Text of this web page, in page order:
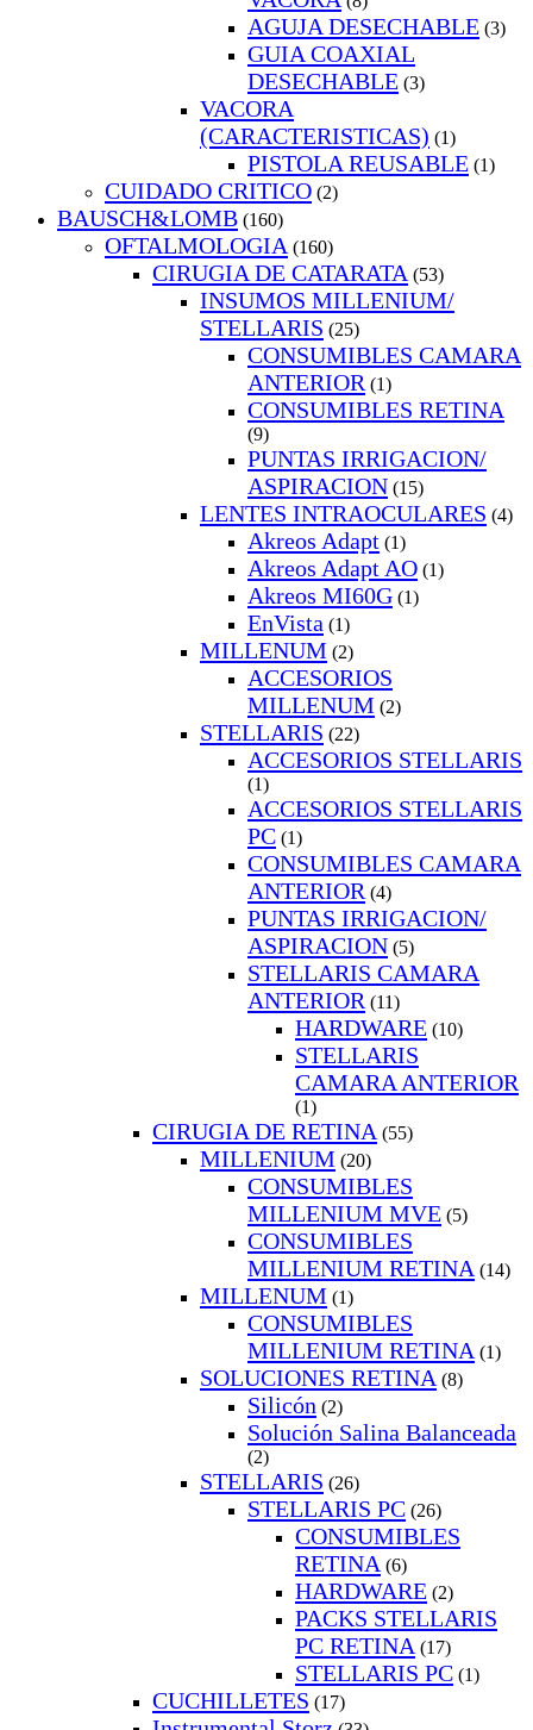
AGUJA DESECHABLE (3)
GUIA COAXIAL
DESECHABLE (3)
VACORA
(CARACTERISTICAS) (1)
PISTOLA REUSABLE (1)
CUIDADO CRITICO (2)
BAUSCH&LOMB (160)
OFTALMOLOGIA (160)
CIRUGIA DE CATARATA (53)
INSUMOS MILLENIUM/
STELLARIS (25)
CONSUMIBLES CAMARA
ANTERIOR (1)
CONSUMIBLES RETINA
(9)
PUNTAS IRRIGACION/
ASPIRACION (15)
LENTES INTRAOCULARES (4)
Akreos Adapt (1)
Akreos Adapt AO (1)
Akreos MI60G (1)
EnVista (1)
MILLENUM (2)
ACCESORIOS
MILLENUM (2)
STELLARIS (22)
ACCESORIOS STELLARIS
(1)
ACCESORIOS STELLARIS
PC (1)
CONSUMIBLES CAMARA
ANTERIOR (4)
PUNTAS IRRIGACION/
ASPIRACION (5)
STELLARIS CAMARA
ANTERIOR (11)
HARDWARE (10)
STELLARIS
CAMARA ANTERIOR
(1)
CIRUGIA DE RETINA (55)
MILLENIUM (20)
CONSUMIBLES
MILLENIUM MVE (5)
CONSUMIBLES
MILLENIUM RETINA (14)
MILLENUM (1)
CONSUMIBLES
MILLENIUM RETINA (1)
SOLUCIONES RETINA (8)
Silicón (2)
Solución Salina Balanceada
(2)
STELLARIS (26)
STELLARIS PC (26)
CONSUMIBLES
RETINA (6)
HARDWARE (2)
PACKS STELLARIS
PC RETINA (17)
STELLARIS PC (1)
CUCHILLETES (17)